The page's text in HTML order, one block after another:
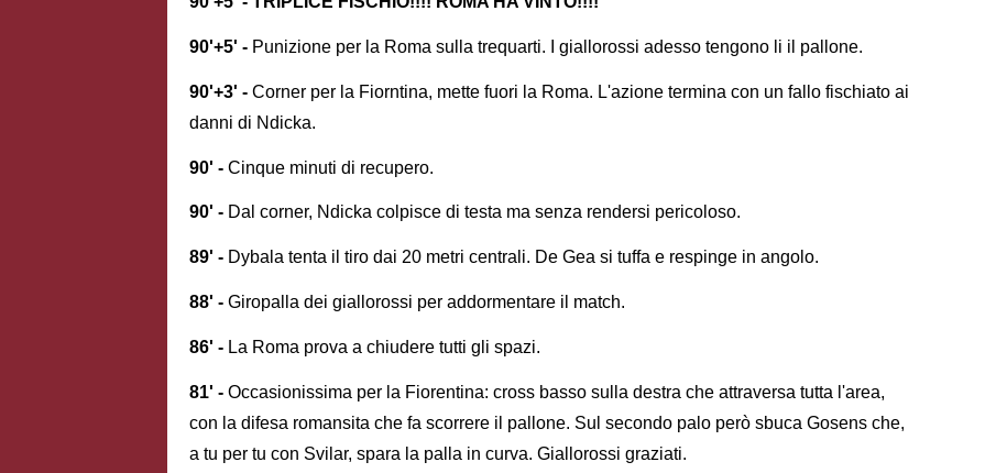
90'+5' - Punizione per la Roma sulla trequarti. I giallorossi adesso tengono li il pallone.
90'+3' - Corner per la Fiorntina, mette fuori la Roma. L'azione termina con un fallo fischiato ai
danni di Ndicka.
90' - Cinque minuti di recupero.
90' - Dal corner, Ndicka colpisce di testa ma senza rendersi pericoloso.
89' - Dybala tenta il tiro dai 20 metri centrali. De Gea si tuffa e respinge in angolo.
88' - Giropalla dei giallorossi per addormentare il match.
86' - La Roma prova a chiudere tutti gli spazi.
81' - Occasionissima per la Fiorentina: cross basso sulla destra che attraversa tutta l'area,
con la difesa romansita che fa scorrere il pallone. Sul secondo palo però sbuca Gosens che,
a tu per tu con Svilar, spara la palla in curva. Giallorossi graziati.